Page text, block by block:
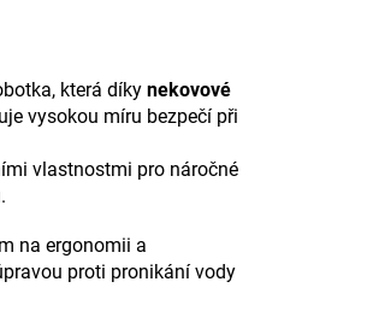
která díky nekovové
vysokou míru bezpečí při
vlastnostmi pro náročné
na ergonomii a
proti pronikání vody